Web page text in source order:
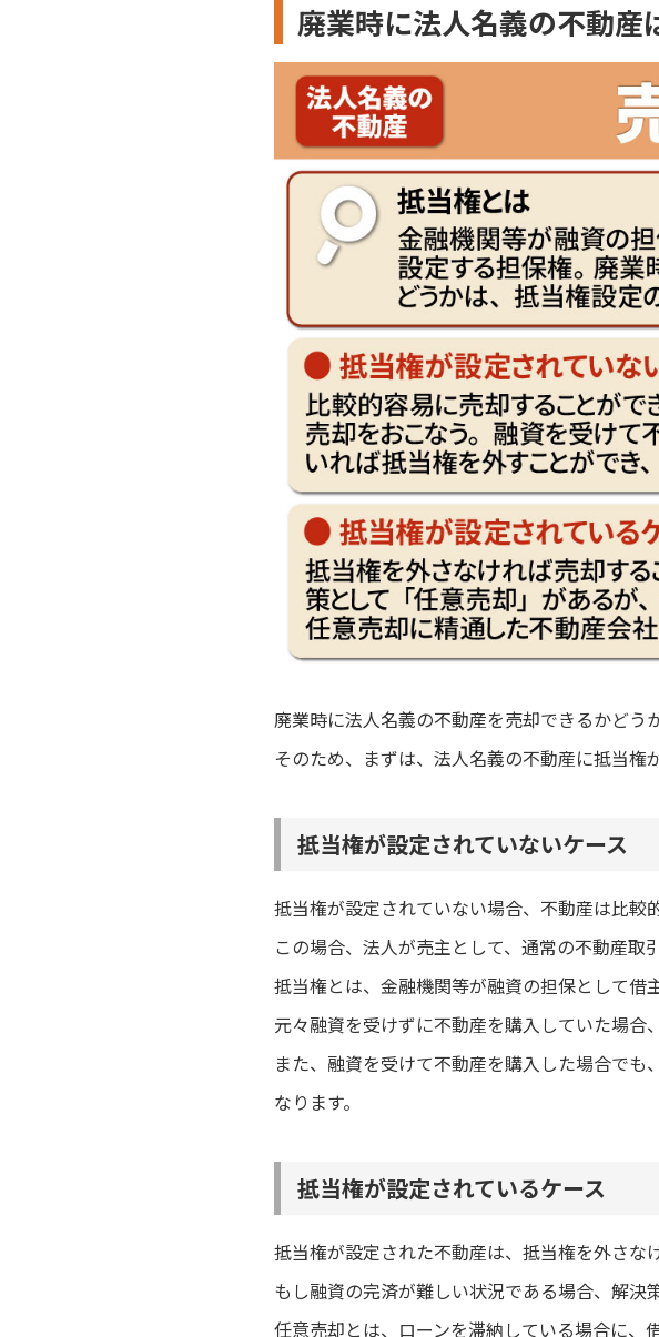
廃業時に法人名義の不動産
廃業時に法人名義の不動産を売却できるかどう
そのため、まずは、法人名義の不動産に抵当権
抵当権が設定されていないケース
抵当権が設定されていない場合、不動産は比較
この場合、法人が売主として、通常の不動産取
抵当権とは、金融機関等が融資の担保として借
元々融資を受けずに不動産を購入していた場合
また、融資を受けて不動産を購入した場合で
なります。
抵当権が設定されているケース
抵当権が設定された不動産は、抵当権を外さな
もし融資の完済が難しい状況である場合、解決
任意売却とは、ローンを滞納している場合に、